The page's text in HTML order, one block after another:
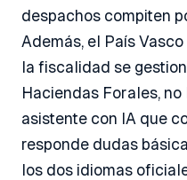
despachos compiten
Además, el País
la fiscalidad se
Haciendas Forales, no
asistente con IA que
responde dudas
los dos idiomas